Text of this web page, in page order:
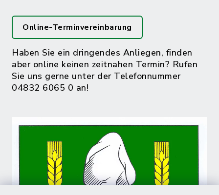
Online-Terminvereinbarung
Haben Sie ein dringendes Anliegen, finden
aber online keinen zeitnahen Termin? Rufen
Sie uns gerne unter der Telefonnummer
04832 6065 0 an!